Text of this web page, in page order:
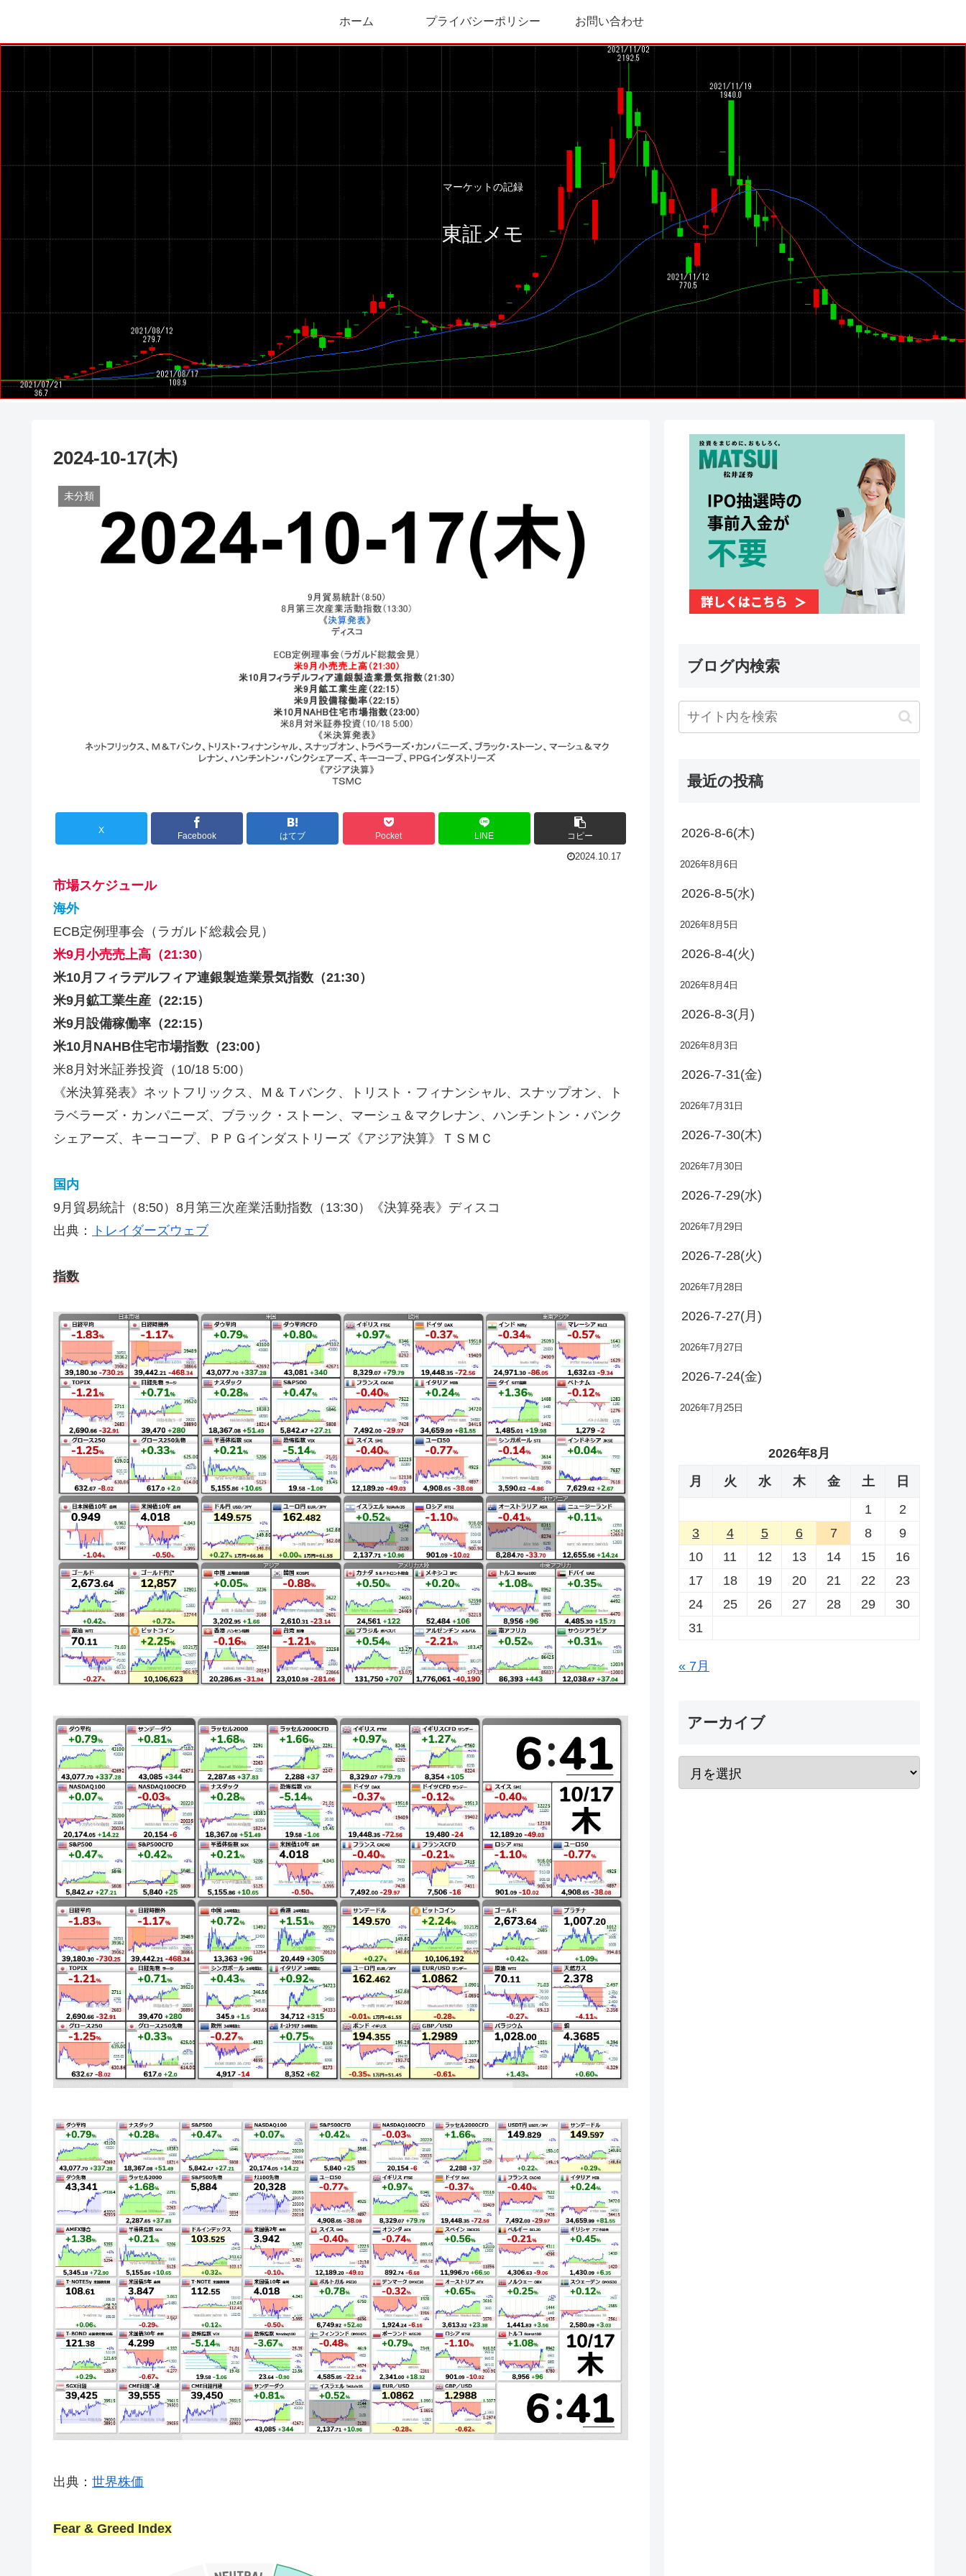
マーケットの記録
東証メモ
ホーム プライバシーポリシー お問い合わせ
2024-10-17(木)
未分類
X
Facebook はてブ Pocket LINE コピー
2024.10.17
市場スケジュール
海外
ECB定例理事会（ラガルド総裁会見）
米9月小売売上高（21:30）
米10月フィラデルフィア連銀製造業景気指数（21:30）
米9月鉱工業生産（22:15）
米9月設備稼働率（22:15）
米10月NAHB住宅市場指数（23:00）
米8月対米証券投資（10/18 5:00）
《米決算発表》ネットフリックス、Ｍ＆Ｔバンク、トリスト・フィナンシャル、スナップオン、ト
ラベラーズ・カンパニーズ、ブラック・ストーン、マーシュ＆マクレナン、ハンチントン・バンク
シェアーズ、キーコープ、ＰＰＧインダストリーズ《アジア決算》ＴＳＭＣ
国内
9月貿易統計（8:50）8月第三次産業活動指数（13:30）《決算発表》ディスコ
出典：
トレイダーズウェブ
指数
出典： 世界株価
Fear & Greed Index
ブログ内検索
最近の投稿
2026-8-6(木)
2026年8月6日
2026-8-5(水)
2026年8月5日
2026-8-4(火)
2026年8月4日
2026-8-3(月)
2026年8月3日
2026-7-31(金)
2026年7月31日
2026-7-30(木)
2026年7月30日
2026-7-29(水)
2026年7月29日
2026-7-28(火)
2026年7月28日
2026-7-27(月)
2026年7月27日
2026-7-24(金)
2026年7月25日
2026年8月
月
火 水 木 金 土
日
1
2
3
4 5 6 7 8
9
10
11 12 13 14 15
16
17
18 19 20 21 22
23
24
25 26 27 28 29
30
31
« 7月
アーカイブ